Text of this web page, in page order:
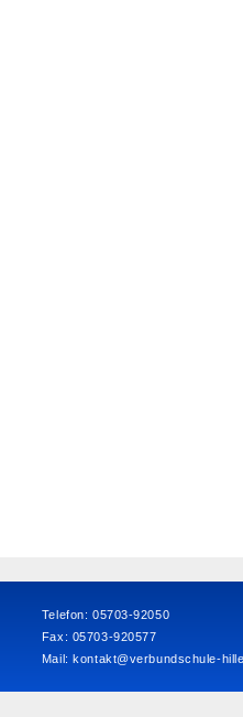
Telefon: 05703-92050
Fax: 05703-920577
Mail:kontakt@verbundschule-